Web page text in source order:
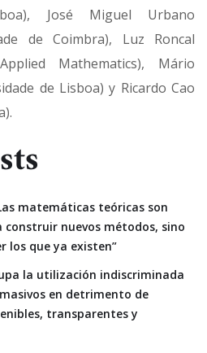
José Miguel Urbano
de Coimbra), Luz Roncal
Mathematics), Mário
de Lisboa) y Ricardo Cao
matemáticas teóricas son
nuevos métodos, sino
los que ya existen”
la utilización indiscriminada
en detrimento de
transparentes y